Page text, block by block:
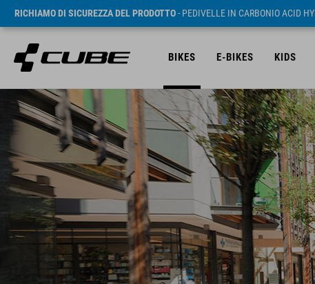
RICHIAMO DI SICUREZZA DEL PRODOTTO- PEDIVELLE IN CARBONIO ACID
BIKES E-BIKES KIDS